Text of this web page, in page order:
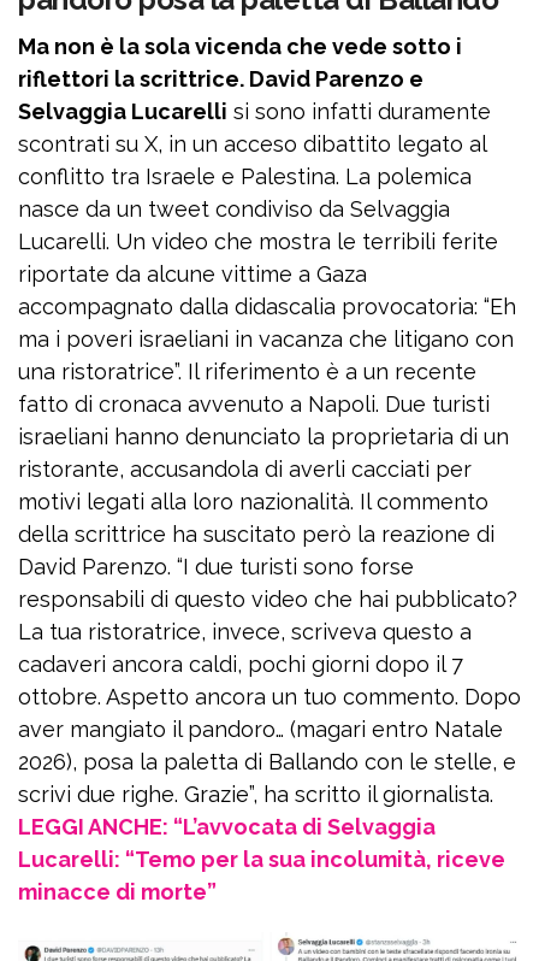
Ma non è la sola vicenda che vede sotto i
riflettori la scrittrice. David Parenzo e
Selvaggia Lucarelli si sono infatti duramente
scontrati su X, in un acceso dibattito legato al
conflitto tra Israele e Palestina. La polemica
nasce da un tweet condiviso da Selvaggia
Lucarelli. Un video che mostra le terribili ferite
riportate da alcune vittime a Gaza
accompagnato dalla didascalia provocatoria: “Eh
ma i poveri israeliani in vacanza che litigano con
una ristoratrice”. Il riferimento è a un recente
fatto di cronaca avvenuto a Napoli. Due turisti
israeliani hanno denunciato la proprietaria di un
ristorante, accusandola di averli cacciati per
motivi legati alla loro nazionalità. Il commento
della scrittrice ha suscitato però la reazione di
David Parenzo. “I due turisti sono forse
responsabili di questo video che hai pubblicato?
La tua ristoratrice, invece, scriveva questo a
cadaveri ancora caldi, pochi giorni dopo il 7
ottobre. Aspetto ancora un tuo commento. Dopo
aver mangiato il pandoro… (magari entro Natale
2026), posa la paletta di Ballando con le stelle, e
scrivi due righe. Grazie”, ha scritto il giornalista.
LEGGI ANCHE: “L’avvocata di Selvaggia
Lucarelli: “Temo per la sua incolumità, riceve
minacce di morte”